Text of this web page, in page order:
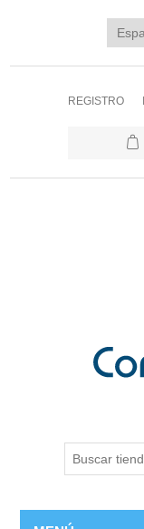
REGISTRO